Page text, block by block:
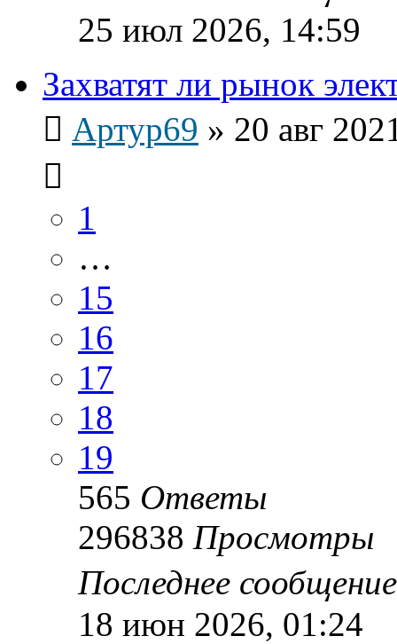
25 июл 2026, 14:59
Захватят ли рынок
Артур69 » 20 авг
1
…
15
16
17
18
19
565 Ответы
296838 Просмотры
Последнее
18 июн 2026, 01:24